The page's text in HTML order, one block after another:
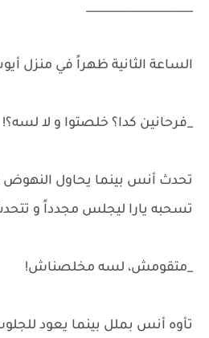
___________________
الساعة الثانية ظهراً في منزل
_فرحانين كدا؟ خلصتوا و لا لسه؟!
تحدث أنس بينما يحاول
تسحبه يارا ليجلس مجدداً و
_متقومش، لسه مخلصناش!
تأوه أنس بملل بينما يعود